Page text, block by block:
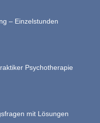
– Einzelstunden
Psychotherapie
mit Lösungen